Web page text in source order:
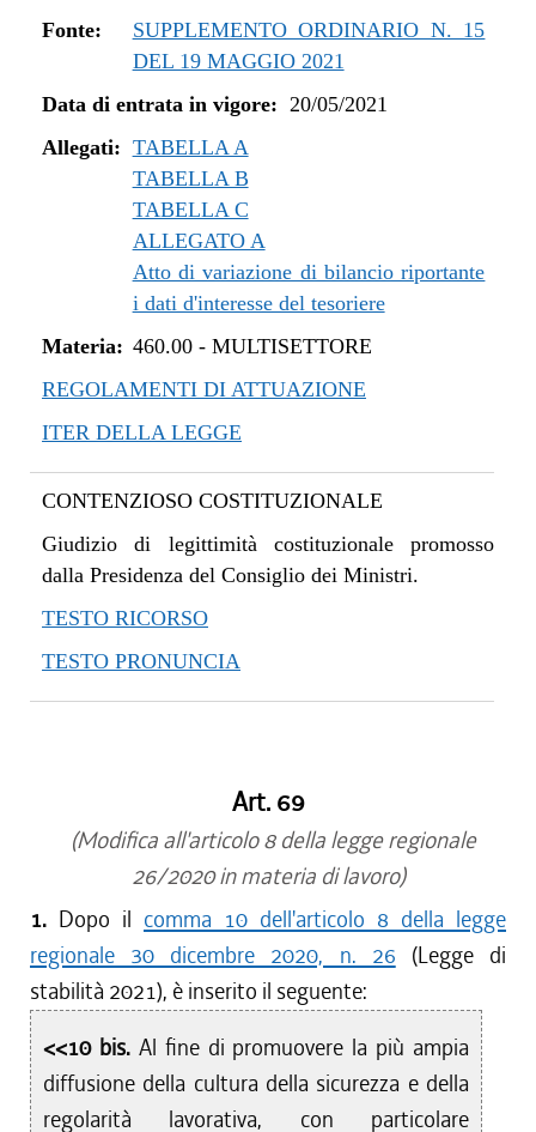
dal 10/12/2021 al 31/12/2021
dal 06/11/2021 al 09/12/2021
dal 20/05/2021 al 11/08/2021
Fonte:
SUPPLEMENTO ORDINARIO N. 15
DEL 19 MAGGIO 2021
Data di entrata in vigore: 20/05/2021
Allegati: TABELLA A
TABELLA B
TABELLA C
ALLEGATO A
Atto di variazione di bilancio riportante
i dati d'interesse del tesoriere
Materia: 460.00- MULTISETTORE
REGOLAMENTI DI ATTUAZIONE
ITER DELLA LEGGE
CONTENZIOSO COSTITUZIONALE
Giudizio di legittimità costituzionale promosso
dalla Presidenza del Consiglio dei Ministri.
TESTO RICORSO
TESTO PRONUNCIA
Art. 69
(Modifica all'articolo 8 della legge regionale
26/2020 in materia di lavoro)
1. Dopo il comma 10 dell'articolo 8 della legge
regionale 30 dicembre 2020, n. 26 (Legge di
stabilità 2021), è inserito il seguente:
<<10 bis. Al fine di promuovere la più ampia
diffusione della cultura della sicurezza e della
regolarità lavorativa, con particolare